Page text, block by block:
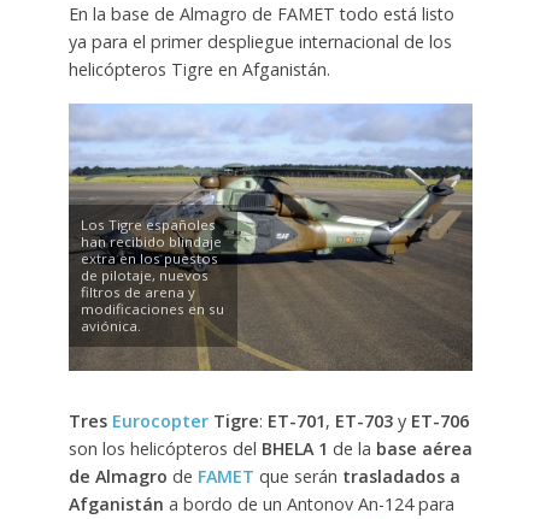
En la base de Almagro de FAMET todo está listo
ya para el primer despliegue internacional de los
helicópteros Tigre en Afganistán.
Los Tigre españoles
han recibido blindaje
extra en los puestos
de pilotaje, nuevos
filtros de arena y
modificaciones en su
aviónica.
Tres EurocopterTigre: ET-701, ET-703y ET-706
son los helicópteros del BHELA 1 de la base aérea
de Almagro de FAMET que serán trasladados a
Afganistán a bordo de un Antonov An-124 para